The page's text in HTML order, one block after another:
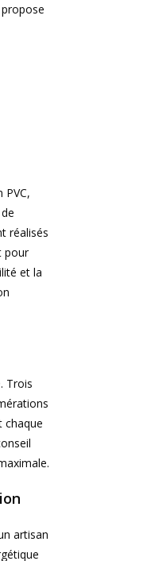
réalisés
pour
et la
Trois
chaque
artisan